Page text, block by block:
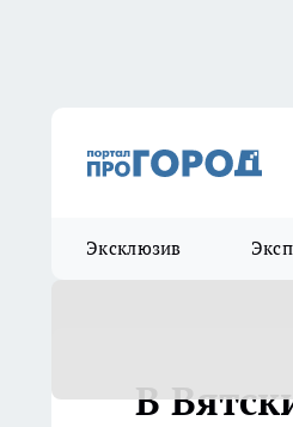
Эксклюзив
В